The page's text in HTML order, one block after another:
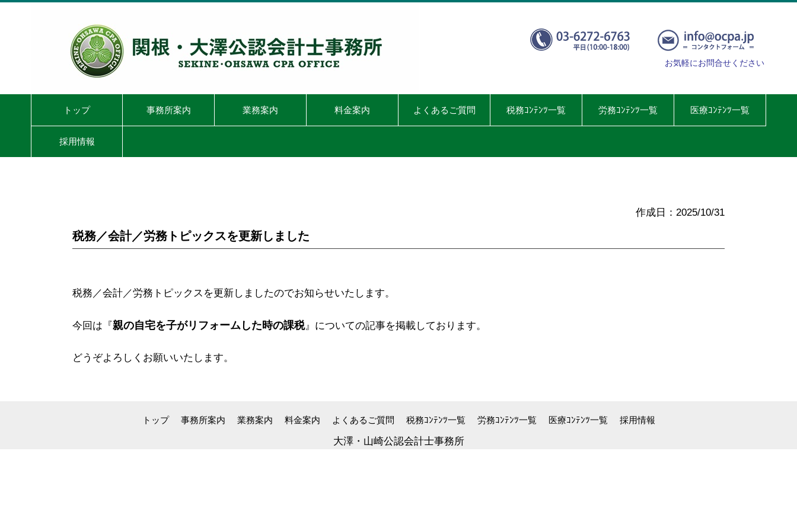
お気軽にお問合せください
トップ 事務所案内 業務案内 料金案内 よくあるご質問 税務ｺﾝﾃﾝﾂ一覧 労務ｺﾝﾃﾝﾂ一覧 医療ｺﾝﾃﾝﾂ一覧
採用情報
作成日：2025/10/31
税務／会計／労務トピックスを更新しました
税務／会計／労務トピックスを更新しましたのでお知らせいたします。
今回は 『親の自宅を子がリフォームした時の課税』 についての記事を掲載しております。
どうぞよろしくお願いいたします。
トップ 事務所案内 業務案内 料金案内 よくあるご質問 税務ｺﾝﾃﾝﾂ一覧 労務ｺﾝﾃﾝﾂ一覧 医療ｺﾝﾃﾝﾂ一覧 採用情報
大澤・山崎公認会計士事務所